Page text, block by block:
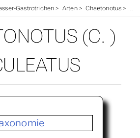
Gastrotrichen > Arten> Chaetonotus >
(C. )